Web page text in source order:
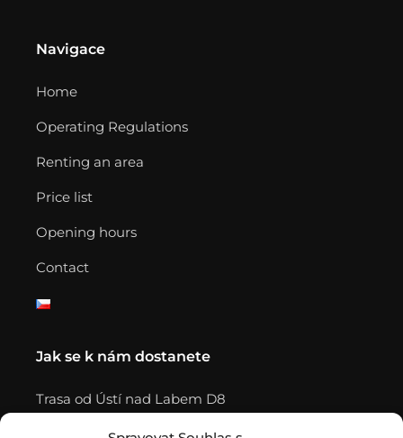
Navigace
Home
Operating Regulations
Renting an area
Price list
Opening hours
Contact
Jak se k nám dostanete
Trasa od Ústí nad Labem D8